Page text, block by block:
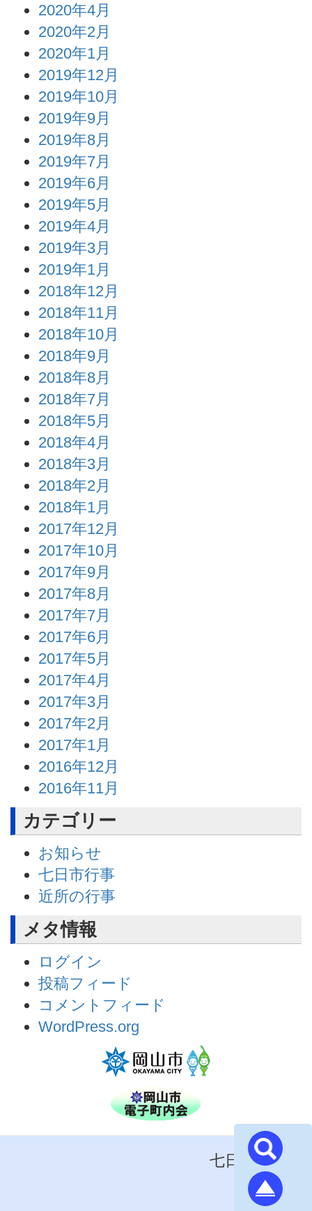
2020年4月
2020年2月
2020年1月
2019年12月
2019年10月
2019年9月
2019年8月
2019年7月
2019年6月
2019年5月
2019年4月
2019年3月
2019年1月
2018年12月
2018年11月
2018年10月
2018年9月
2018年8月
2018年7月
2018年5月
2018年4月
2018年3月
2018年2月
2018年1月
2017年12月
2017年10月
2017年9月
2017年8月
2017年7月
2017年6月
2017年5月
2017年4月
2017年3月
2017年2月
2017年1月
2016年12月
2016年11月
カテゴリー
お知らせ
七日市行事
近所の行事
メタ情報
ログイン
投稿フィード
コメントフィード
WordPress.org
七日市町内会